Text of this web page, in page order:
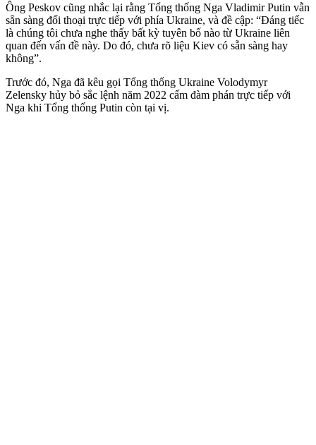
Ông Peskov cũng nhắc lại rằng Tổng thống Nga Vladimir Putin vẫn
sẵn sàng đối thoại trực tiếp với phía Ukraine, và đề cập: “Đáng tiếc
là chúng tôi chưa nghe thấy bất kỳ tuyên bố nào từ Ukraine liên
quan đến vấn đề này. Do đó, chưa rõ liệu Kiev có sẵn sàng hay
không”.
Trước đó, Nga đã kêu gọi Tổng thống Ukraine Volodymyr
Zelensky hủy bỏ sắc lệnh năm 2022 cấm đàm phán trực tiếp với
Nga khi Tổng thống Putin còn tại vị.